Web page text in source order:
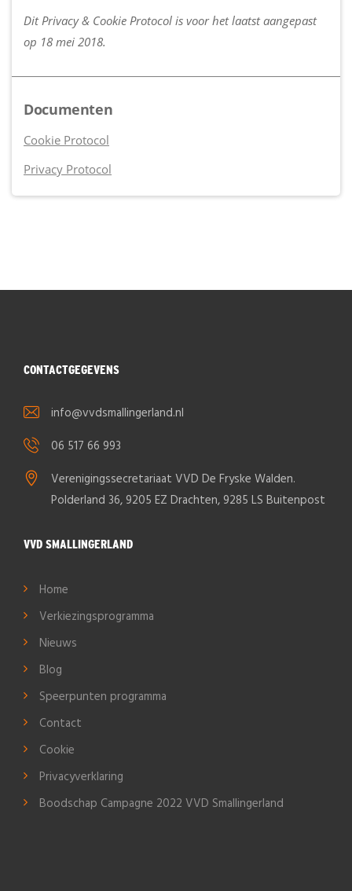
Dit Privacy & Cookie Protocol is voor het laatst aangepast
op 18 mei 2018.
Documenten
Cookie Protocol
Privacy Protocol
CONTACTGEGEVENS
info@vvdsmallingerland.nl
06 517 66 993
Verenigingssecretariaat VVD De Fryske Walden.
Polderland 36, 9205 EZ Drachten, 9285 LS Buitenpost
VVD SMALLINGERLAND
Home
Verkiezingsprogramma
Nieuws
Blog
Speerpunten programma
Contact
Cookie
Privacyverklaring
Boodschap Campagne 2022 VVD Smallingerland